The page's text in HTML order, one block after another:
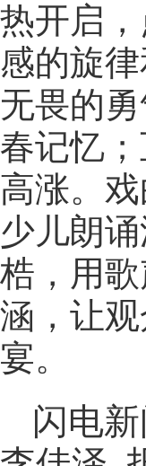
热开启
感的旋
无畏的
春记忆
高涨。
少儿朗
梏，用
涵，让
宴。
闪电